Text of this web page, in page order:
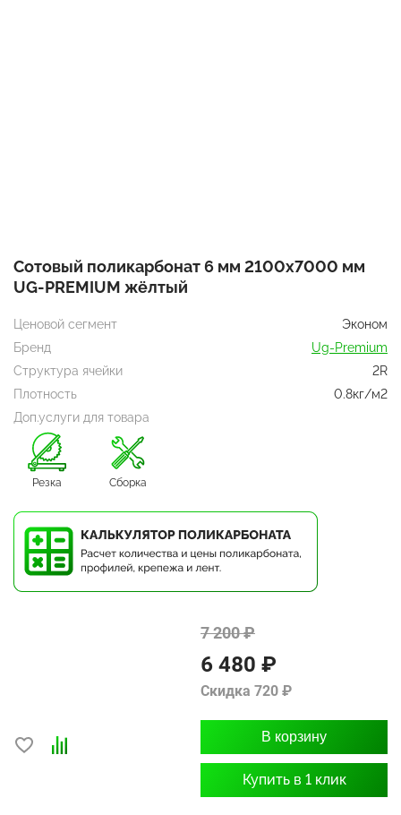
Сотовый поликарбонат 6 мм 2100х7000 мм
UG-PREMIUM жёлтый
Ценовой сегмент
Эконом
Бренд
Ug-Premium
Структура ячейки
2R
Плотность
0.8кг/м2
Доп.услуги для товара
Резка Сборка
7 200 ₽
6 480 ₽
Скидка 720 ₽
В корзину
Купить в 1 клик